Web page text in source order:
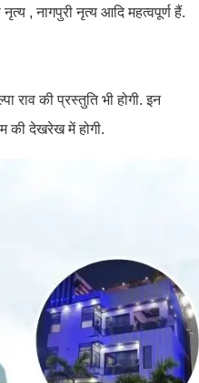
, नागपुरी नृत्य आदि महत्वपूर्ण हैं.
की प्रस्तुति भी होगी. इन
की देखरेख में होगी.